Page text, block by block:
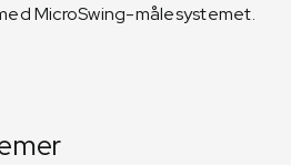
MicroSwing-målesystemet.